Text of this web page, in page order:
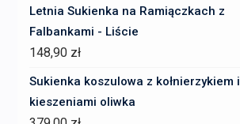
Letnia Sukienka na Ramiączkach z
Falbankami - Liście
148,90 zł
Sukienka koszulowa z kołnierzykiem i
kieszeniami oliwka